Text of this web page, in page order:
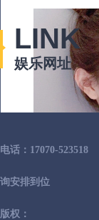
LINK
娱乐网址
电话：17070-523518
询安排到位
版权：